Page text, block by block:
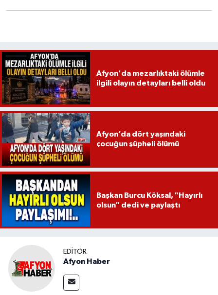
Afyon'da mezarlıktaki ölümle
ilgili olayın detayları belli oldu
Afyon’da dört yaşındaki
çocuğun şüpheli ölümü
Başkan Burcu Köksal, "Hayırlı
olsun" dedi ve paylaştı
EDITÖR
Afyon Haber